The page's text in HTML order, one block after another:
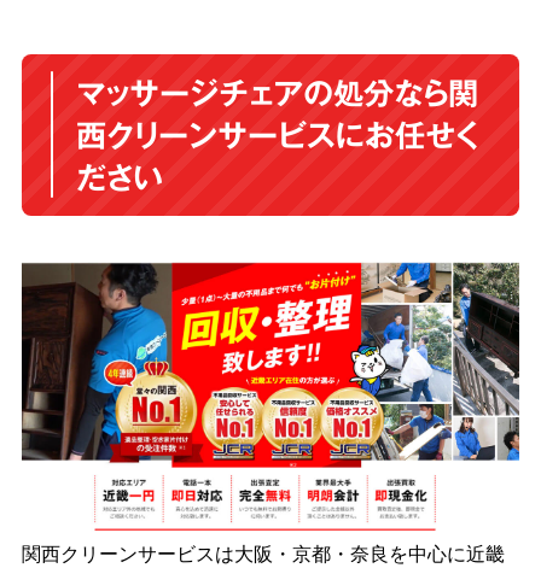
マッサージチェアの処分なら関
西クリーンサービスにお任せく
ださい
関西クリーンサービスは大阪・京都・奈良を中心に近畿